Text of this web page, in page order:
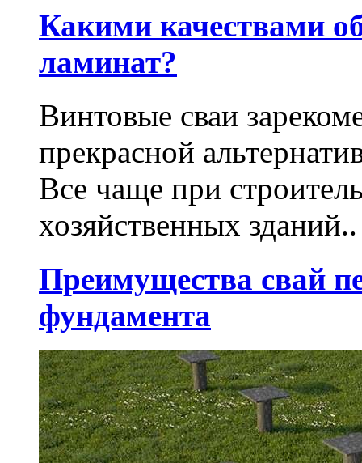
Какими качествами
ламинат?
Винтовые сваи
прекрасной
Все чаще при
хозяйственных зданий..
Преимущества свай
фундамента